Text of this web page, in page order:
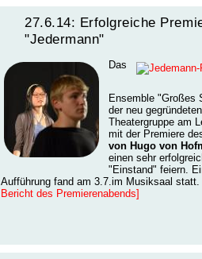
27.6.14: Erfolgreiche
"Jedermann"
Das
Ensemble "Großes
der neu gegründeten
Theatergruppe am
mit der Premiere
von Hugo von
einen sehr
"Einstand" feiern.
Aufführung fand am 3.7.im Musiksaal statt.
Bericht des Premierenabends]